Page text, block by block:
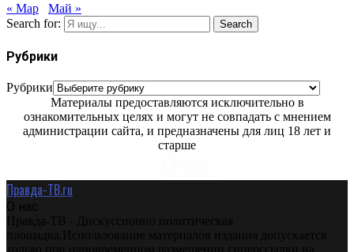
« Мар
Май »
Search for:
Search
Рубрики
Рубрики
Материалы предоставляются исключительно в
ознакомительных целях и могут не совпадать с мнением
администрации сайта, и предназначены для лиц 18 лет и
старше
Правда-ТВ.ru
О нас
Правда-ТВ - Дискуссионно политическая
площадка.Использование материалов издания допускается